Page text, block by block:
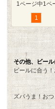
1ページ中1ペ
1
その他、ビー
ビールに合う
ズバうま！お